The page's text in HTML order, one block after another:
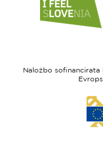
do
spletne
Naložbo sofinancirata